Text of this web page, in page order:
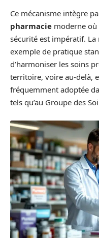
Ce mécanisme intègre
pharmacie moderne où
sécurité est impératif. La
exemple de pratique
d’harmoniser les soins
territoire, voire au-delà,
fréquemment adoptée
tels qu’au Groupe des